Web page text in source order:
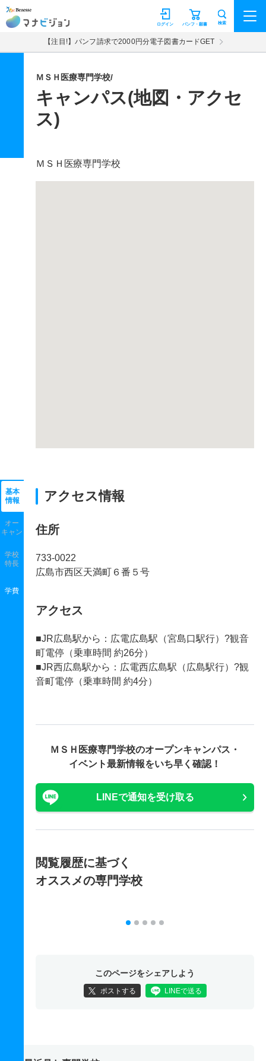
マナビジョン パンフ・願書
ログイン 検索
【注目!】パンフ請求で2000円分電子図書カードGET
ＭＳＨ医療専門学校/
キャンパス(地図・アクセ
ス)
基本
情報
オー
キャン
学校
特長
学費
ＭＳＨ医療専門学校
アクセス情報
住所
733-0022
広島市西区天満町６番５号
アクセス
■JR広島駅から：広電広島駅（宮島口駅行）?観音
町電停（乗車時間 約26分）
■JR西広島駅から：広電西広島駅（広島駅行）?観
音町電停（乗車時間 約4分）
ＭＳＨ医療専門学校のオープンキャンパス・
イベント最新情報をいち早く確認！
LINEで通知を受け取る
閲覧履歴に基づく
オススメの専門学校
このページをシェアしよう
ポストする LINEで送る